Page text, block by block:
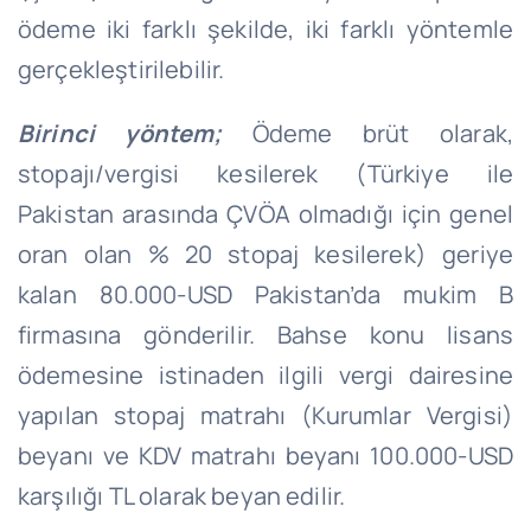
ödeme iki farklı şekilde, iki farklı yöntemle
gerçekleştirilebilir.
Birinci yöntem;Ödeme brüt olarak,
stopajı/vergisi kesilerek (Türkiye ile
Pakistan arasında ÇVÖA olmadığı için genel
oran olan % 20 stopaj kesilerek) geriye
kalan 80.000-USD Pakistan’da mukim B
firmasına gönderilir. Bahse konu lisans
ödemesine istinaden ilgili vergi dairesine
yapılan stopaj matrahı (Kurumlar Vergisi)
beyanı ve KDV matrahı beyanı 100.000-USD
karşılığı TL olarak beyan edilir.